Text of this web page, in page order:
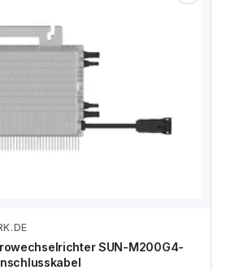
Zum Angebot
SUN-M200G4-